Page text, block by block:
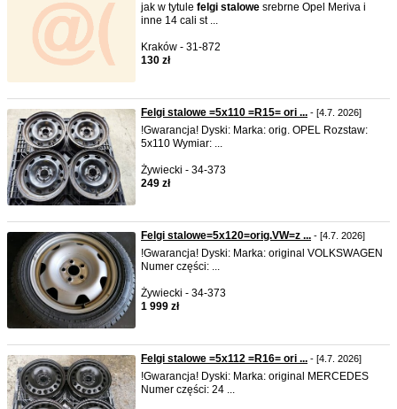
jak w tytule felgi stalowe srebrne Opel Meriva i
inne 14 cali st ...
Kraków - 31-872
130 zł
Felgi stalowe =5x110 =R15= ori ... - [4.7. 2026]
!Gwarancja! Dyski: Marka: orig. OPEL Rozstaw:
5x110 Wymiar: ...
Żywiecki - 34-373
249 zł
Felgi stalowe=5x120=orig.VW=z ... - [4.7. 2026]
!Gwarancja! Dyski: Marka: original VOLKSWAGEN
Numer części: ...
Żywiecki - 34-373
1 999 zł
Felgi stalowe =5x112 =R16= ori ... - [4.7. 2026]
!Gwarancja! Dyski: Marka: original MERCEDES
Numer części: 24 ...